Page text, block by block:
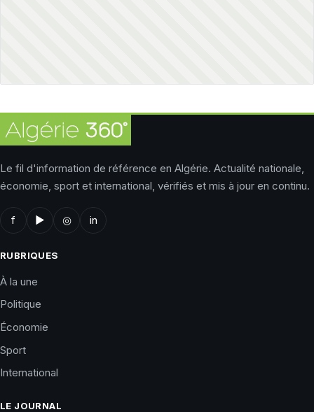
Le fil d'information de référence en Algérie. Actualité nationale,
économie, sport et international, vérifiés et mis à jour en continu.
f ▶ ◎ in
RUBRIQUES
À la une
Politique
Économie
Sport
International
LE JOURNAL